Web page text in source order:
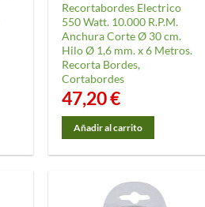
Recortabordes Electrico
550 Watt. 10.000 R.P.M.
Anchura Corte Ø 30 cm.
Hilo Ø 1,6 mm. x 6 Metros.
Recorta Bordes,
Cortabordes
47,20€
Añadir al carrito